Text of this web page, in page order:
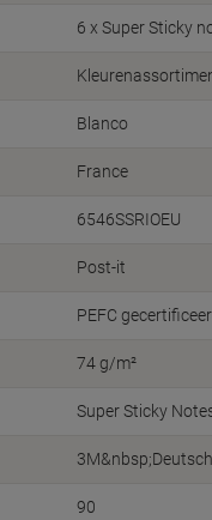
6 x Super Sticky
Blanco
France
6546SSRIOEU
Post-it
PEFC
74 g/m²
Super Sticky
90